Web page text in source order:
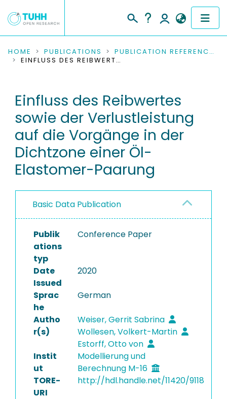
COMMUNITIES & COLLECTIONS
RESEARCH DATA
PEOPLE
INSTITUTIONS
PROJECTS
HOME PUBLICATIONS
PUBLICATION REFERENCES
EINFLUSS DES REIBWERTES SOWIE DER VERLUSTLEISTUNG AUF DIE VORGÄNGE IN DER DICHTZONE EINER ÖL-ELASTOMER-PAARUNG
Einfluss des Reibwertes
sowie der Verlustleistung
auf die Vorgänge in der
Dichtzone einer Öl-
Elastomer-Paarung
Basic Data Publication
Publik
ations
typ
Conference Paper
Date
Issued
2020
Sprac
he
German
Autho
r(s)
Weiser, Gerrit Sabrina
Wollesen, Volkert-Martin
Estorff, Otto von
Instit
ut
Modellierung und
Berechnung M-16
TORE-
URI
http://hdl.handle.net/11420/9118